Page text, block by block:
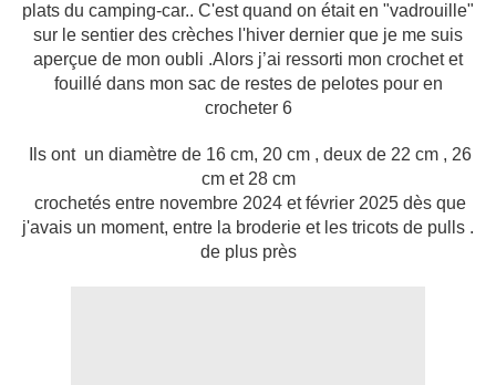
plats du camping-car.. C'est quand on était en "vadrouille"
sur le sentier des crèches l'hiver dernier que je me suis
aperçue de mon oubli .Alors j’ai ressorti mon crochet et
fouillé dans mon sac de restes de pelotes pour en
crocheter 6
Ils ont un diamètre de 16 cm, 20 cm , deux de 22 cm , 26
cm et 28 cm
crochetés entre novembre 2024 et février 2025 dès que
j'avais un moment, entre la broderie et les tricots de pulls .
de plus près